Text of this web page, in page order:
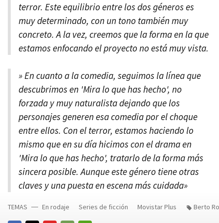
terror. Este equilibrio entre los dos géneros es
muy determinado, con un tono también muy
concreto. A la vez, creemos que la forma en la que
estamos enfocando el proyecto no está muy vista.
» En cuanto a la comedia, seguimos la línea que
descubrimos en 'Mira lo que has hecho', no
forzada y muy naturalista dejando que los
personajes generen esa comedia por el choque
entre ellos. Con el terror, estamos haciendo lo
mismo que en su día hicimos con el drama en
'Mira lo que has hecho', tratarlo de la forma más
sincera posible. Aunque este género tiene otras
claves y una puesta en escena más cuidada»
TEMAS En rodaje Series de ficción Movistar Plus Berto